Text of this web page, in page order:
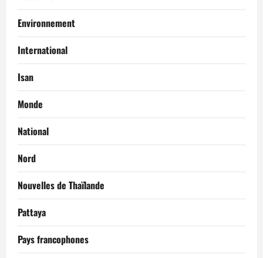
Environnement
International
Isan
Monde
National
Nord
Nouvelles de Thaïlande
Pattaya
Pays francophones